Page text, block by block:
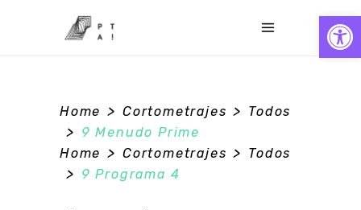
Home > Cortometrajes > Todos
> 9 Menudo Prime
Home > Cortometrajes > Todos
> 9 Programa 4